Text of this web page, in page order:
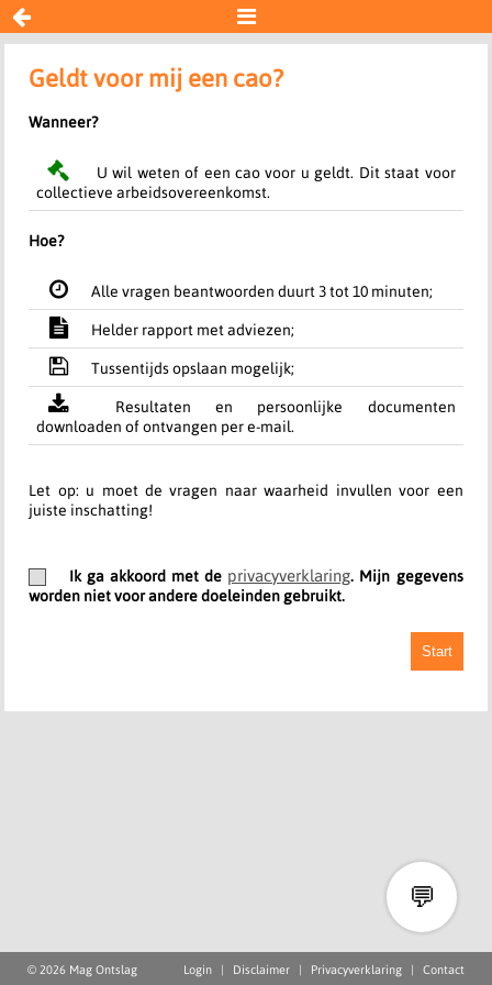
 
Cao
Resultaat
Begin opnieuw
Geldt voor mij een cao?
Wanneer?
U wil weten of een cao voor u geldt. Dit staat voor
collectieve arbeidsovereenkomst.
Hoe?
Alle vragen beantwoorden duurt 3 tot 10 minuten;
Helder rapport met adviezen;
Tussentijds opslaan mogelijk;
Resultaten en persoonlijke documenten
downloaden of ontvangen per e-mail.
Let op: u moet de vragen naar waarheid invullen voor een
juiste inschatting!
Ik ga akkoord met de privacyverklaring. Mijn gegevens
worden niet voor andere doeleinden gebruikt.
Start
© 2026 Mag Ontslag Contact
Privacyverklaring |
Disclaimer
Login
💬